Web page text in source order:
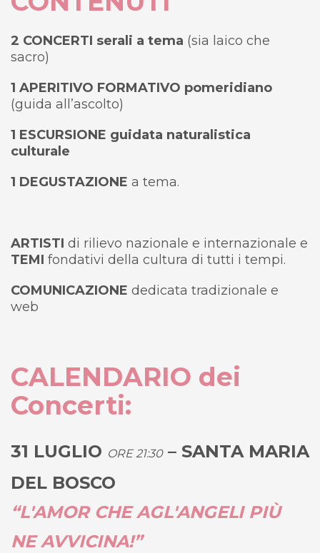
2 CONCERTI serali a tema (sia laico che
sacro)
1 APERITIVO FORMATIVO pomeridiano
(guida all’ascolto)
1 ESCURSIONE guidata naturalistica
culturale
1 DEGUSTAZIONE a tema.
ARTISTI di rilievo nazionale e internazionale e
TEMI fondativi della cultura di tutti i tempi.
COMUNICAZIONE dedicata tradizionale e
web
CALENDARIO dei
Concerti:
31 LUGLIO ORE 21:30– SANTA MARIA
DEL BOSCO
“L'AMOR CHE AGL'ANGELI PIÙ
NE AVVICINA!”